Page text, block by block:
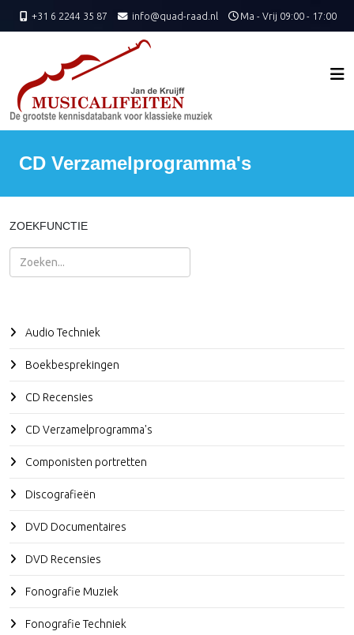
+31 6 2244 35 87 info@quad-raad.nl Ma - Vrij 09:00 - 17:00
CD Verzamelprogramma's
ZOEKFUNCTIE
Zoeken
Audio Techniek
Boekbesprekingen
CD Recensies
CD Verzamelprogramma's
Componisten portretten
Discografieën
DVD Documentaires
DVD Recensies
Fonografie Muziek
Fonografie Techniek